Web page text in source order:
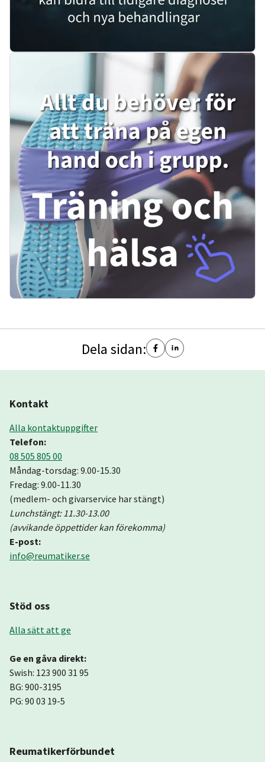
Dela sidan:
Kontakt
Alla kontaktuppgifter
Telefon:
08 505 805 00
Måndag-torsdag: 9.00-15.30
Fredag: 9.00-11.30
(medlem- och givarservice har stängt)
Lunchstängt: 11.30-13.00
(avvikande öppettider kan förekomma)
E-post:
info@reumatiker.se
Stöd oss
Alla sätt att ge
Ge en gåva direkt:
Swish: 123 900 31 95
BG: 900-3195
PG: 90 03 19-5
Reumatikerförbundet